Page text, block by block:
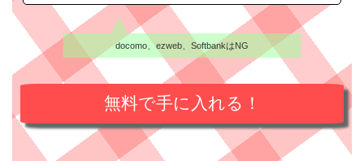
docomo、ezweb、SoftbankはNG